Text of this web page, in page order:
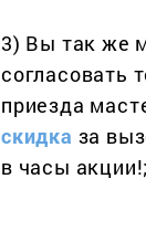
3) Вы так же
согласовать
приезда
скидка за
в часы акции!;